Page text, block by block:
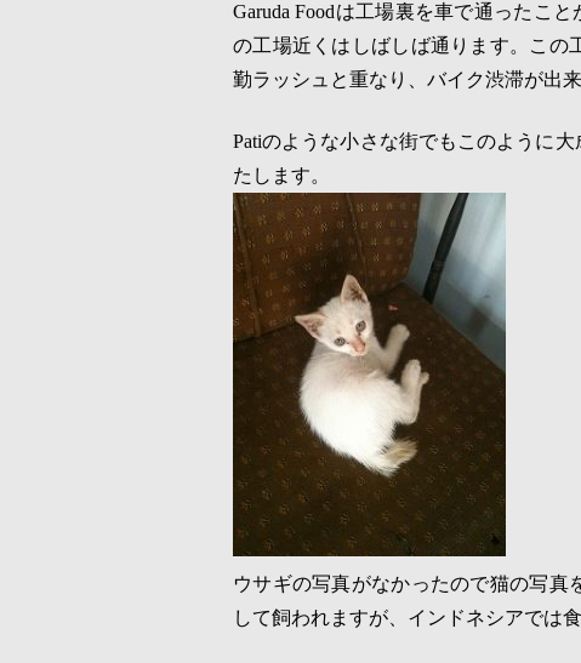
Garuda Foodは工場裏を車で通ったこ
の工場近くはしばしば通ります。この
勤ラッシュと重なり、バイク渋滞が出
Patiのような小さな街でもこのように
たします。
ウサギの写真がなかったので猫の写真
して飼われますが、インドネシアでは